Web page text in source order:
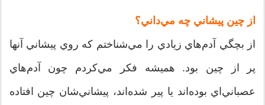
از چين پيشاني چه مي‌داني؟
از بچگي آدم‌هاي زيادي را مي‌شناختم كه روي پيشاني آنها
پر از چين بود. هميشه فكر مي‌كردم چون آدم‌هاي
عصباني‌اي بوده‌اند يا پير شده‌اند، پيشاني‌شان چين افتاده